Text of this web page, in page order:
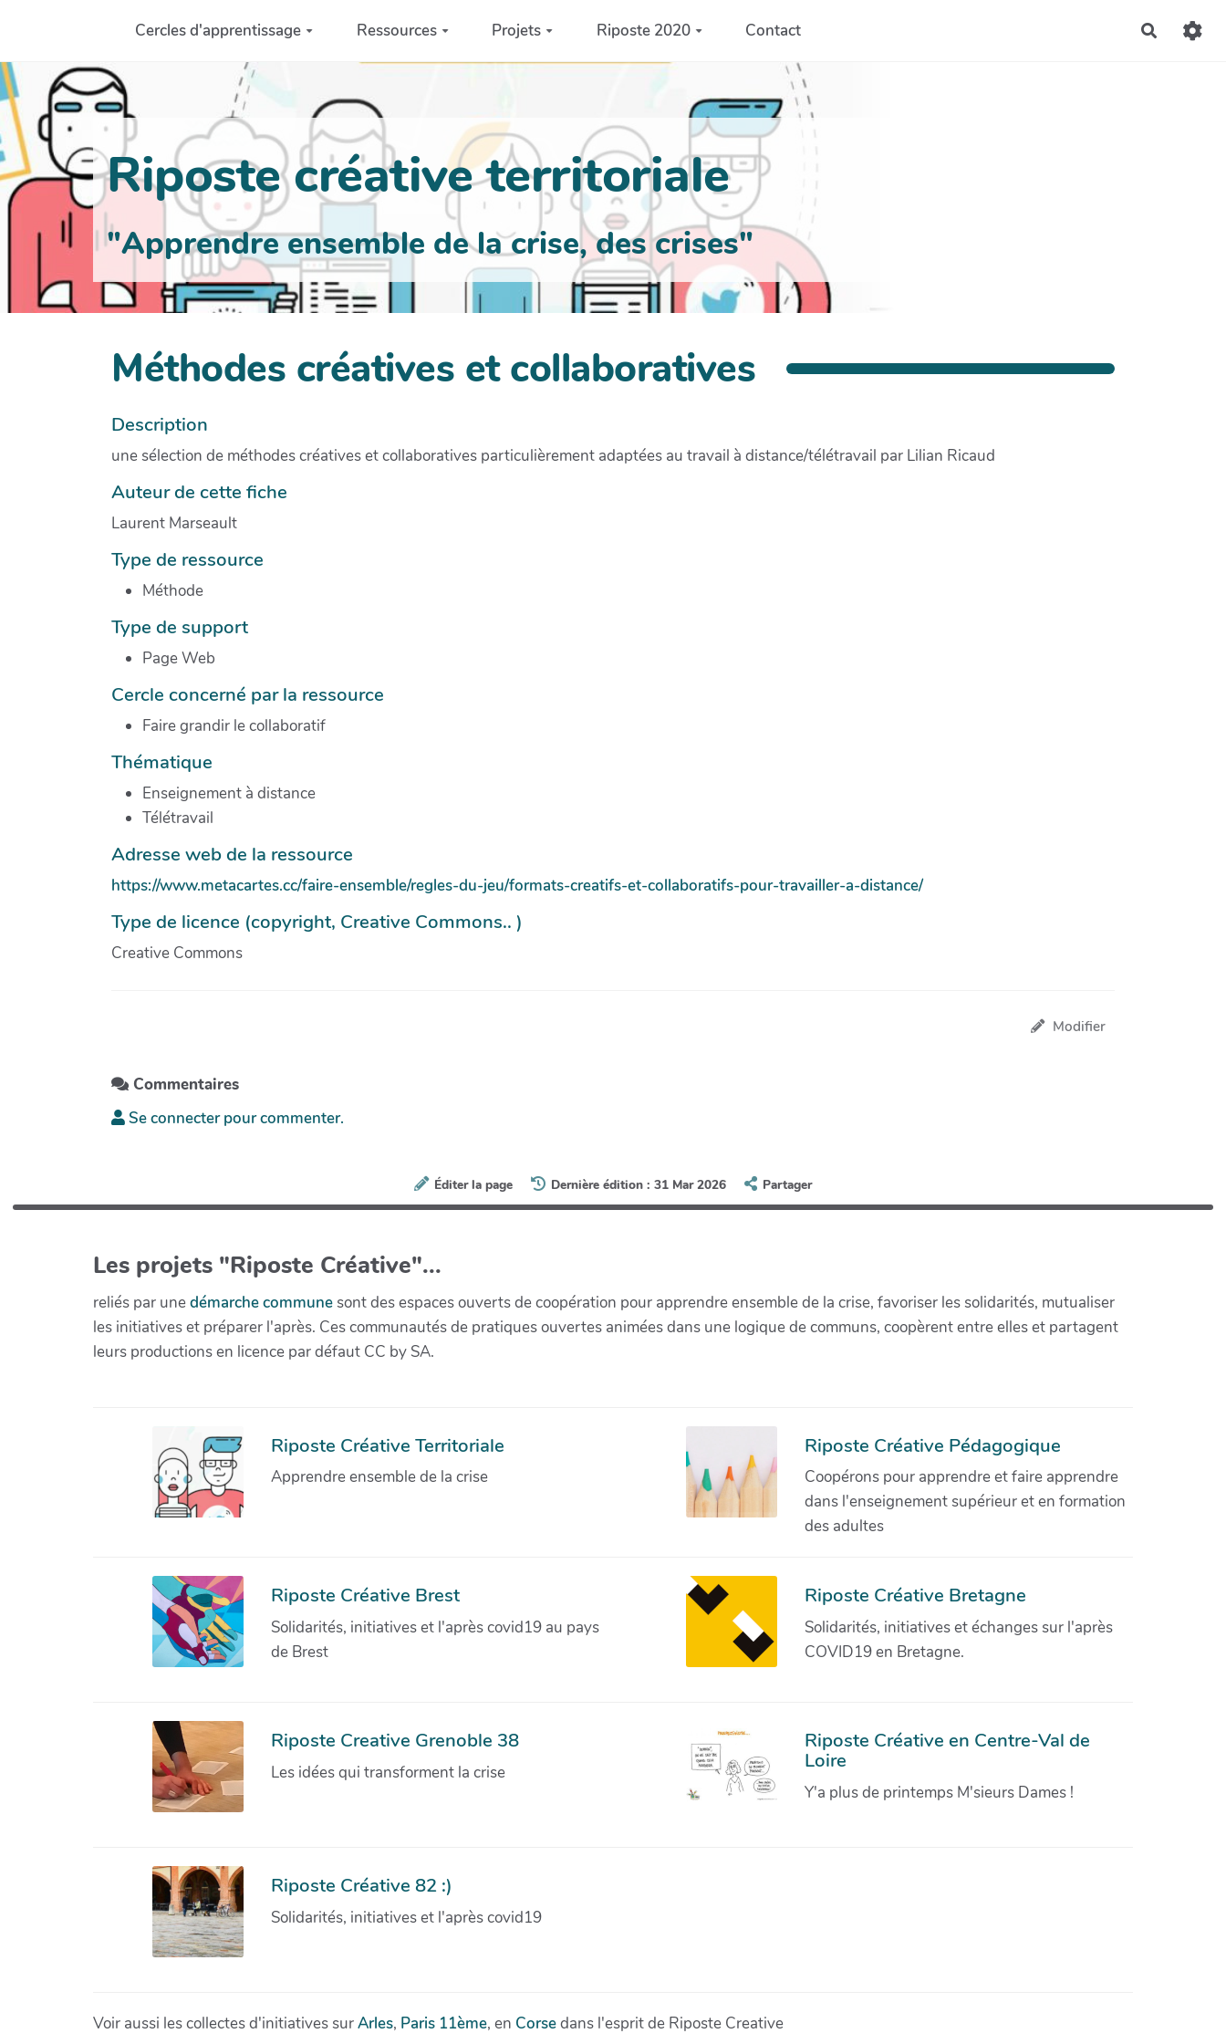
Aller au contenu principalCercles d'apprentissage Ressources Projets Riposte 2020 Contact
Riposte créative territoriale
"Apprendre ensemble de la crise, des crises"
Méthodes créatives et collaboratives
Description
une sélection de méthodes créatives et collaboratives particulièrement adaptées au travail à distance/télétravail par Lilian Ricaud
Auteur de cette fiche
Laurent Marseault
Type de ressource
Méthode
Type de support
Page Web
Cercle concerné par la ressource
Faire grandir le collaboratif
Thématique
Enseignement à distance
Télétravail
Adresse web de la ressource
https://www.metacartes.cc/faire-ensemble/regles-du-jeu/formats-creatifs-et-collaboratifs-pour-travailler-a-distance/
Type de licence (copyright, Creative Commons.. )
Creative Commons
Modifier
Commentaires
Se connecter pour commenter.
Éditer la page Dernière édition : 31 Mar 2026 Partager
Les projets "Riposte Créative"...
reliés par unedémarche communesont des espaces ouverts de coopération pour apprendre ensemble de la crise, favoriser les solidarités, mutualiser
les initiatives et préparer l'après. Ces communautés de pratiques ouvertes animées dans une logique de communs, coopèrent entre elles et partagent
leurs productions en licence par défaut CC by SA.
Riposte Créative Territoriale
Apprendre ensemble de la crise
Riposte Créative Pédagogique
Coopérons pour apprendre et faire apprendre
dans l'enseignement supérieur et en formation
des adultes
Riposte Créative Brest
Solidarités, initiatives et l'après covid19 au pays
de Brest
Riposte Créative Bretagne
Solidarités, initiatives et échanges sur l'après
COVID19 en Bretagne.
Riposte Creative Grenoble 38
Les idées qui transforment la crise
Riposte Créative en Centre-Val de
Loire
Y'a plus de printemps M'sieurs Dames !
Riposte Créative 82 :)
Solidarités, initiatives et l'après covid19
Voir aussi les collectes d'initiatives surArles, Paris 11ème, en Corsedans l'esprit de Riposte Creative